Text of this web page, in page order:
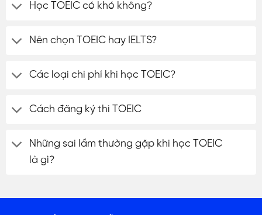
Học TOEIC có khó không?
Nên chọn TOEIC hay IELTS?
Các loại chi phí khi học TOEIC?
Cách đăng ký thi TOEIC
Những sai lầm thường gặp khi học TOEIC
là gì?